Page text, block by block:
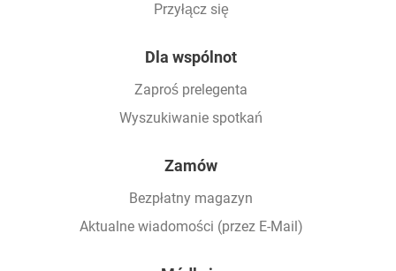
Przyłącz się
Dla wspólnot
Zaproś prelegenta
Wyszukiwanie spotkań
Zamów
Bezpłatny magazyn
Aktualne wiadomości (przez E-Mail)